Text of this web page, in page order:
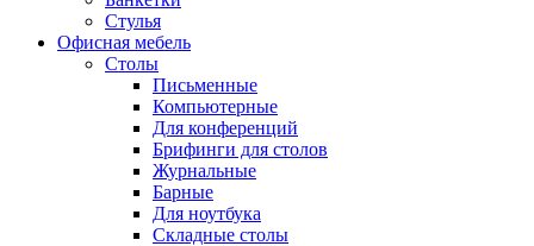
Стулья
Офисная мебель
Столы
Письменные
Компьютерные
Для конференций
Брифинги для столов
Журнальные
Барные
Для ноутбука
Складные столы